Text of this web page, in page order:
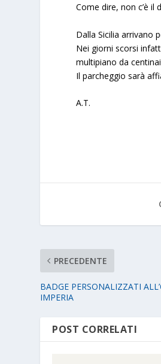
Come dire, non c’è il
Dalla Sicilia arrivano
Nei giorni scorsi
multipiano da
Il parcheggio sarà
A.T.
PRECEDENTE
BADGE PERSONALIZZATI
IMPERIA
POST CORRELATI